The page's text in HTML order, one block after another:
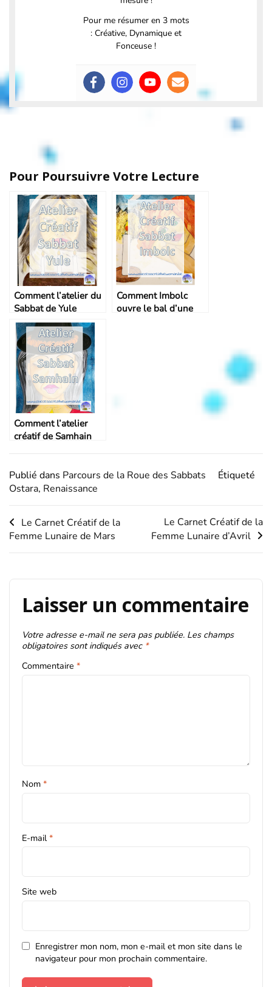
Pour me résumer en 3 mots
: Créative, Dynamique et
Fonceuse !
Pour Poursuivre Votre Lecture
Comment l’atelier du
Sabbat de Yule
clôture l’année avec
peps et motivation
Comment Imbolc
ouvre le bal d’une
Comment l’atelier
créatif de Samhain
de l’année
Publié dans Parcours de la Roue des Sabbats
Étiqueté
Ostara, Renaissance
Navigation
de
Le Carnet Créatif de la
Femme Lunaire de Mars
Le Carnet Créatif de la
Femme Lunaire d’Avril
Laisser un commentaire
Votre adresse e-mail ne sera pas publiée. Les champs
obligatoires sont indiqués avec *
Commentaire *
Nom *
E-mail*
Site web
Enregistrer mon nom, mon e-mail et mon site dans le
navigateur pour mon prochain commentaire.